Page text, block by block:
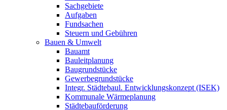
Sachgebiete
Aufgaben
Fundsachen
Steuern und Gebühren
Bauen & Umwelt
Bauamt
Bauleitplanung
Baugrundstücke
Gewerbegrundstücke
Integr. Städtebaul. Entwicklungskonzept (ISEK)
Kommunale Wärmeplanung
Städtebauförderung